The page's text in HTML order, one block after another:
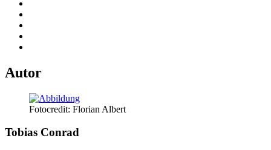
Autor
Fotocredit: Florian Albert
Tobias Conrad